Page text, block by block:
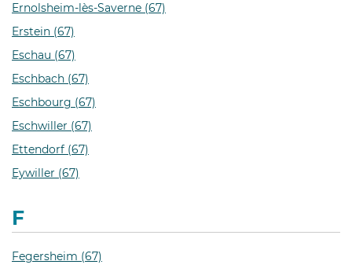
Ernolsheim-lès-Saverne (67)
Erstein (67)
Eschau (67)
Eschbach (67)
Eschbourg (67)
Eschwiller (67)
Ettendorf (67)
Eywiller (67)
F
Fegersheim (67)